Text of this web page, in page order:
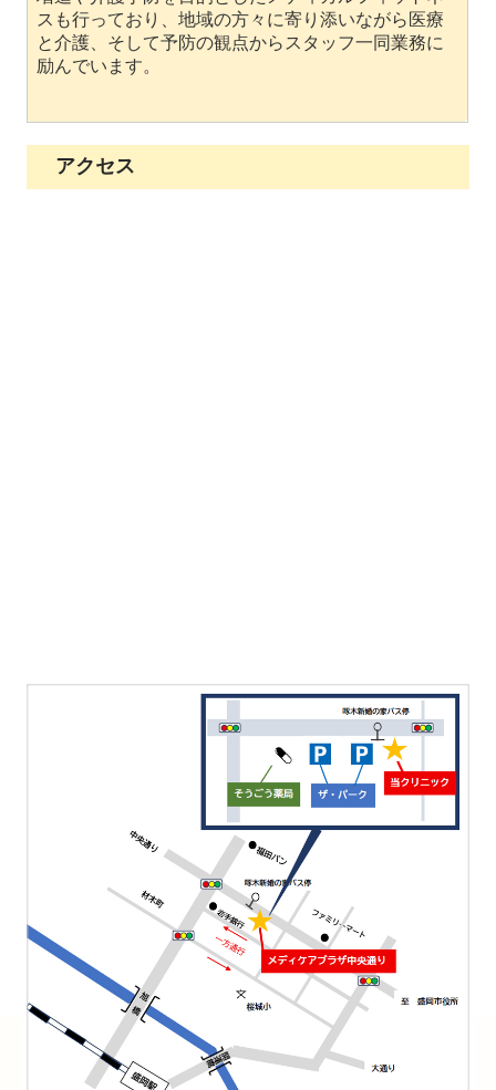
スも行っており、地域の方々に寄り添いながら医療
と介護、そして予防の観点からスタッフ一同業務に
励んでいます。
アクセス